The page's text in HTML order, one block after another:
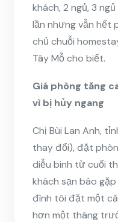
khách, 2 ngủ, 3
lần nhưng vẫn hết
chủ chuỗi
Tây Mỗ cho biết.
Giá phòng tăng
vì bị hủy ngang
Chị Bùi Lan Anh,
thay đổi), đặt
diễu binh từ cuối
khách sạn báo
đình tôi đặt một
hơn một tháng